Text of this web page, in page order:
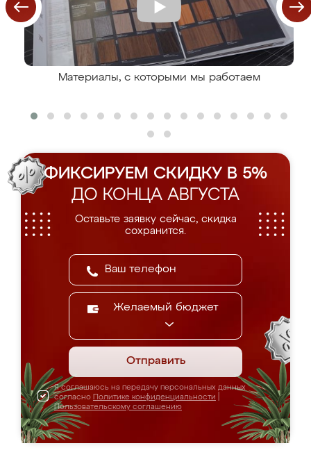
Материалы, с которыми мы работаем
ФИКСИРУЕМ СКИДКУ В 5%
ДО КОНЦА АВГУСТА
Оставьте заявку сейчас, скидка
сохранится.
Желаемый бюджет
Отправить
Я соглашаюсь на передачу персональных данных
согласно Политике конфиденциальности
Пользовательскому соглашению